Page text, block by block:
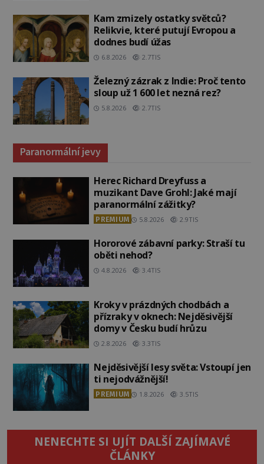
Kam zmizely ostatky světců?
Relikvie, které putují Evropou a
dodnes budí úžas
6.8.2026 2.7TIS
Železný zázrak z Indie: Proč tento
sloup už 1 600 let nezná rez?
5.8.2026 2.7TIS
Paranormální jevy
Herec Richard Dreyfuss a
muzikant Dave Grohl: Jaké mají
paranormální zážitky?
PREMIUM 5.8.2026 2.9TIS
Hororové zábavní parky: Straší tu
oběti nehod?
4.8.2026 3.4TIS
Kroky v prázdných chodbách a
přízraky v oknech: Nejděsivější
domy v Česku budí hrůzu
2.8.2026 3.3TIS
Nejděsivější lesy světa: Vstoupí jen
ti nejodvážnější!
PREMIUM 1.8.2026 3.5TIS
NENECHTE SI UJÍT DALŠÍ ZAJÍMAVÉ
ČLÁNKY